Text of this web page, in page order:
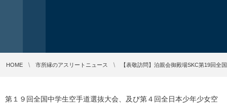
HOME 市所縁のアスリートニュース 【表敬訪問】泊親会御殿場SKC第19回全
第１９回全国中学生空手道選抜大会、及び第４回全日本少年少女空